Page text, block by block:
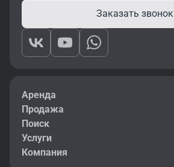
Заказать звонок
Аренда
Продажа
Поиск
Услуги
Компания